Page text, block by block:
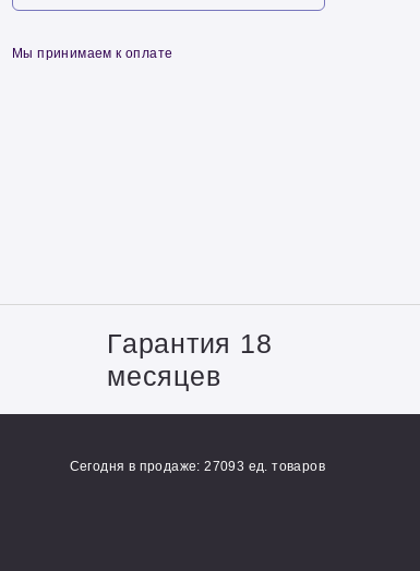
Мы принимаем к оплате
Гарантия 18
месяцев
Сегодня в продаже: 27093 ед. товаров